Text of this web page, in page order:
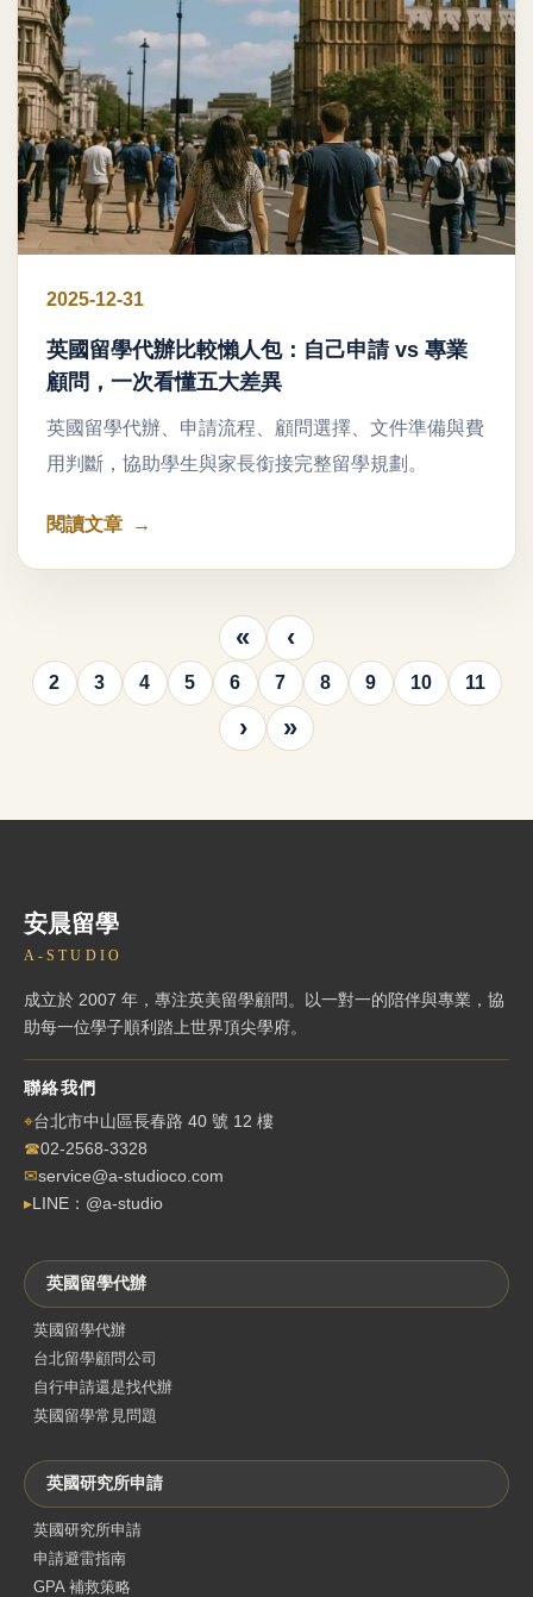
2025-12-31
英國留學代辦比較懶人包：自己申請 vs 專業
顧問，一次看懂五大差異
英國留學代辦、申請流程、顧問選擇、文件準備與費
用判斷，協助學生與家長銜接完整留學規劃。
閱讀文章
« ‹
2 3 4 5 6 7 8 9 10 11
› »
安晨留學
A-STUDIO
成立於 2007 年，專注英美留學顧問。以一對一的陪伴與專業，協
助每一位學子順利踏上世界頂尖學府。
聯絡我們
⌖台北市中山區長春路 40 號 12 樓
☎02-2568-3328
✉service@a-studioco.com
▸LINE：@a-studio
英國留學代辦
英國留學代辦
台北留學顧問公司
自行申請還是找代辦
英國留學常見問題
英國研究所申請
英國研究所申請
申請避雷指南
GPA 補救策略